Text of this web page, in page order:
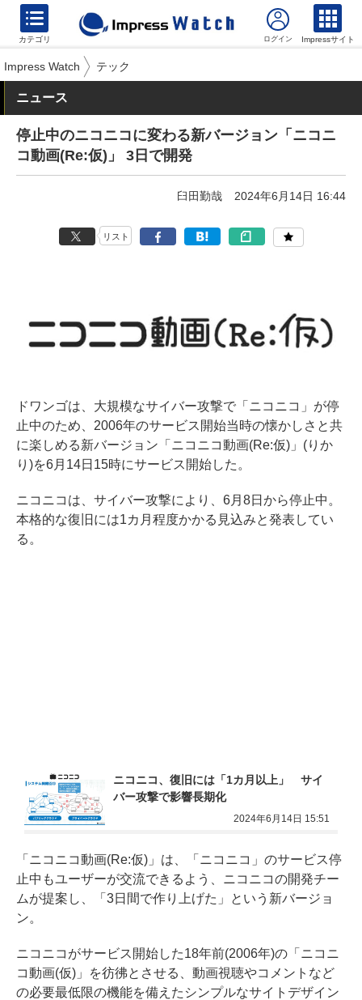
カテゴリ Impressサイト
Impress Watch テック
ニュース
停止中のニコニコに変わる新バージョン「ニコニ
コ動画(Re:仮)」 3日で開発
臼田勤哉 2024年6月14日 16:44
リスト
ドワンゴは、大規模なサイバー攻撃で「ニコニコ」が停
止中のため、2006年のサービス開始当時の懐かしさと共
に楽しめる新バージョン「ニコニコ動画(Re:仮)」(りか
り)を6月14日15時にサービス開始した。
ニコニコは、サイバー攻撃により、6月8日から停止中。
本格的な復旧には1カ月程度かかる見込みと発表してい
る。
ニコニコ、復旧には「1カ月以上」　サイ
バー攻撃で影響長期化
2024年6月14日 15:51
「ニコニコ動画(Re:仮)」は、「ニコニコ」のサービス停
止中もユーザーが交流できるよう、ニコニコの開発チー
ムが提案し、「3日間で作り上げた」という新バージョ
ン。
ニコニコがサービス開始した18年前(2006年)の「ニコニ
コ動画(仮)」を彷彿とさせる、動画視聴やコメントなど
の必要最低限の機能を備えたシンプルなサイトデザイン